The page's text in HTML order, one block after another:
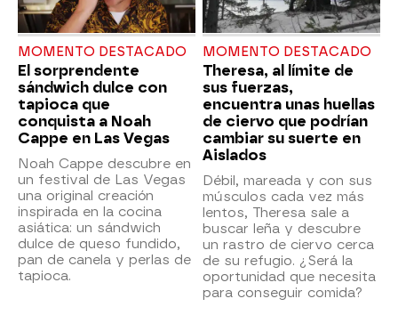
MOMENTO DESTACADO
El sorprendente
sándwich dulce con
tapioca que
conquista a Noah
Cappe en Las Vegas
Noah Cappe descubre en
un festival de Las Vegas
una original creación
inspirada en la cocina
asiática: un sándwich
dulce de queso fundido,
pan de canela y perlas de
tapioca.
MOMENTO DESTACADO
Theresa, al límite de
sus fuerzas,
encuentra unas huellas
de ciervo que podrían
cambiar su suerte en
Aislados
Débil, mareada y con sus
músculos cada vez más
lentos, Theresa sale a
buscar leña y descubre
un rastro de ciervo cerca
de su refugio. ¿Será la
oportunidad que necesita
para conseguir comida?